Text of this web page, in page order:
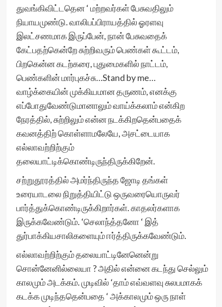
துவங்கிவிட்டதென ‘ மற்றவர்கள் பேசுவதிலும்
நியாயமுண்டு. வாலிபப்பிராயத்தில் ஓரளவு
இலட்சணமாக இருப்பேன், நான் பேசுவதைக்
கேட்பதற்கென்றே சுற்றிவரும் பெண்கள் கூட்டம்,
பிறகென்ன கடற்கரை, புதுமைகளில் நாட்டம்,
பெண்களின் மார்புகச்சு…Stand by me…
வாழ்க்கையின் முக்கியமான தருணம், எனக்கு
எப்போதுவேண்டுமானாலும் வாய்க்கலாம் என்கிற
நேரத்தில், சுற்றிலும் என்ன நடக்கிறதென்பதைக்
கவனத்திற் கொள்ளாமலேயே, அசட்டையாக
எல்லாவற்றிற்கும்
தலையாட்டிக்கொண்டிருந்திருக்கிறேன்.
சற்றுதூரத்தில் அமர்ந்திருந்த ஜோடி தங்கள்
உரையாடலை நிறுத்தியிட்டு ஒருவரையொருவர்
பார்த்துக்கொண்டிருக்கிறார்கள். காதலர்களாக
இருக்கவேண்டும். ‘செலாந்த்தனோ ‘ இத்
துர்பாக்கியசாலிகளையும் ஈர்த்திருக்கவேண்டும்.
எல்லாவற்றிற்கும் தலையாட்டினேனென்று
சொன்னேனில்லையா ? அதில் என்னை கடந்து செல்லும்
காலமும் அடக்கம். முடிவில் ‘தாம் எவ்வளவு சுலபமாகக்
கடக்க முடிந்ததென்பதை ‘ அக்காலமும் ஒரு நாள்